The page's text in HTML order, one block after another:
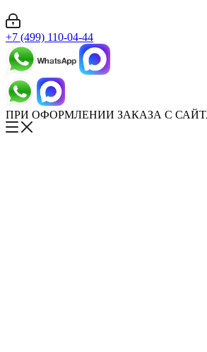
+7 (499) 110-04-44
ПРИ ОФОРМЛЕНИИ ЗАКАЗА С